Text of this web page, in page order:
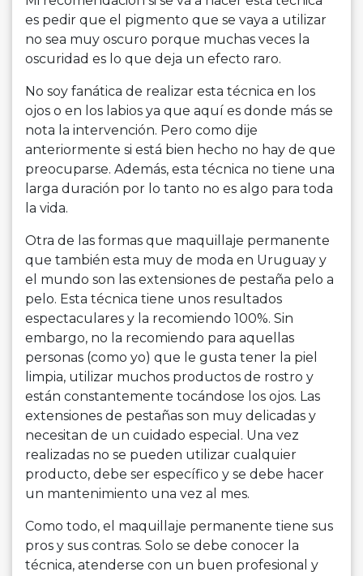
es pedir que el pigmento que se vaya a utilizar
no sea muy oscuro porque muchas veces la
oscuridad es lo que deja un efecto raro.
No soy fanática de realizar esta técnica en los
ojos o en los labios ya que aquí es donde más se
nota la intervención. Pero como dije
anteriormente si está bien hecho no hay de que
preocuparse. Además, esta técnica no tiene una
larga duración por lo tanto no es algo para toda
la vida.
Otra de las formas que maquillaje permanente
que también esta muy de moda en Uruguay y
el mundo son las extensiones de pestaña pelo a
pelo. Esta técnica tiene unos resultados
espectaculares y la recomiendo 100%. Sin
embargo, no la recomiendo para aquellas
personas (como yo) que le gusta tener la piel
limpia, utilizar muchos productos de rostro y
están constantemente tocándose los ojos. Las
extensiones de pestañas son muy delicadas y
necesitan de un cuidado especial. Una vez
realizadas no se pueden utilizar cualquier
producto, debe ser específico y se debe hacer
un mantenimiento una vez al mes.
Como todo, el maquillaje permanente tiene sus
pros y sus contras. Solo se debe conocer la
técnica, atenderse con un buen profesional y